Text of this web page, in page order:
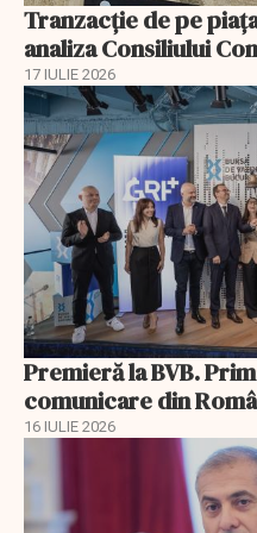
Tranzacție de pe
analiza Consiliului
17 IULIE 2026
Premieră la BVB.
comunicare din
16 IULIE 2026